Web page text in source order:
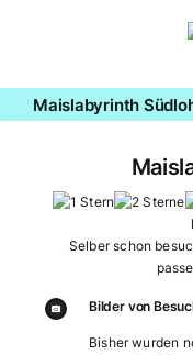
Maislabyrinth
Selber schon
Bilder von
Bisher wurden